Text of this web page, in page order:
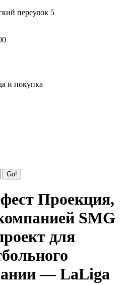
переулок 5
и покупка
Проекция,
SMG
для
— LaLiga